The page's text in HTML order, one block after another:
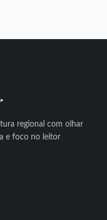
regional com olhar
e foco no leitor